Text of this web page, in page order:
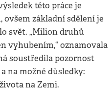
této práce je
základní sdělení je
svět. „Milion druhů
vyhubením,“ oznamovala
soustředila pozornost
na možné důsledky:
na Zemi.